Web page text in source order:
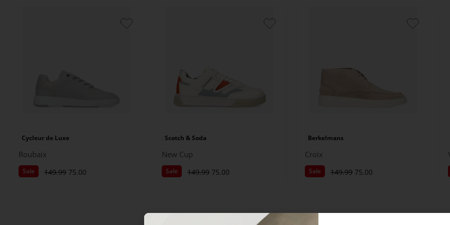
Cycleur de Luxe
Roubaix
Sale 149.99 75.00
Scotch & Soda
New Cup
Sale 149.99 75.00
Berkelmans
Croix
Sale 149.99 75.00